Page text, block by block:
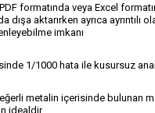
formatında veya Excel
dışa aktarırken ayrıca ayrıntılı
imkanı
1/1000 hata ile kusursuz
metalin içerisinde bulunan
için